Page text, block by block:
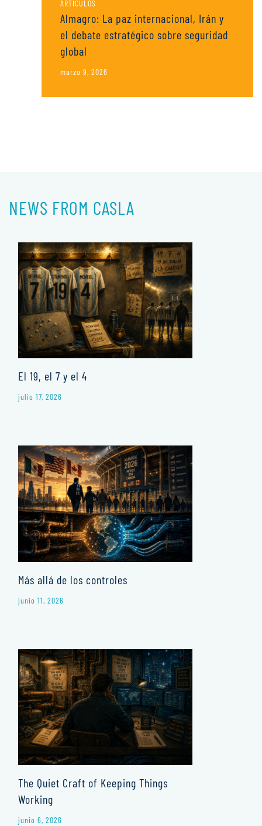
ARTÍCULOS
Almagro: La paz internacional, Irán y
el debate estratégico sobre seguridad
global
marzo 9, 2026
NEWS FROM CASLA
El 19, el 7 y el 4
julio 17, 2026
Más allá de los controles
junio 11, 2026
The Quiet Craft of Keeping Things
Working
junio 6, 2026